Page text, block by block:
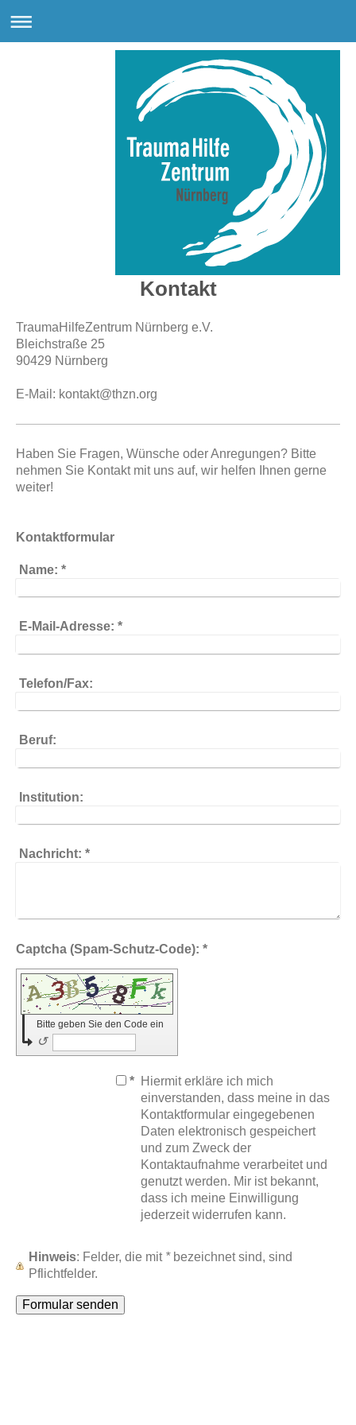
Kontakt
TraumaHilfeZentrum Nürnberg e.V.
Bleichstraße 25
90429 Nürnberg
E-Mail: kontakt@thzn.org
Haben Sie Fragen, Wünsche oder Anregungen? Bitte
nehmen Sie Kontakt mit uns auf, wir helfen Ihnen gerne
weiter!
Kontaktformular
Name: *
E-Mail-Adresse: *
Telefon/Fax:
Beruf:
Institution:
Nachricht: *
Captcha (Spam-Schutz-Code): *
Bitte geben Sie den Code ein
↺
* Hiermit erkläre ich mich
einverstanden, dass meine in das
Kontaktformular eingegebenen
Daten elektronisch gespeichert
und zum Zweck der
Kontaktaufnahme verarbeitet und
genutzt werden. Mir ist bekannt,
dass ich meine Einwilligung
jederzeit widerrufen kann.
Hinweis : Felder, die mit *bezeichnet sind, sind
Pflichtfelder.